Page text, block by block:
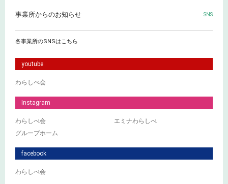
事業所からのお知らせ SNS
各事業所のSNSはこちら
youtube
わらしべ会
Instagram
わらしべ会
エミナわらしべ
グループホーム
facebook
わらしべ会